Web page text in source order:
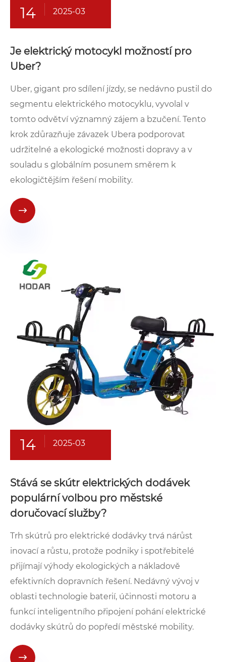
14 2025-03
Je elektrický motocykl možností pro
Uber?
Uber, gigant pro sdílení jízdy, se nedávno pustil do
segmentu elektrického motocyklu, vyvolal v
tomto odvětví významný zájem a bzučení. Tento
krok zdůrazňuje závazek Ubera podporovat
udržitelné a ekologické možnosti dopravy a v
souladu s globálním posunem směrem k
ekologičtějším řešení mobility.

14 2025-03
Stává se skútr elektrických dodávek
populární volbou pro městské
doručovací služby?
Trh skútrů pro elektrické dodávky trvá nárůst
inovací a růstu, protože podniky i spotřebitelé
přijímají výhody ekologických a nákladově
efektivních dopravních řešení. Nedávný vývoj v
oblasti technologie baterií, účinnosti motoru a
funkcí inteligentního připojení pohání elektrické
dodávky skútrů do popředí městské mobility.
